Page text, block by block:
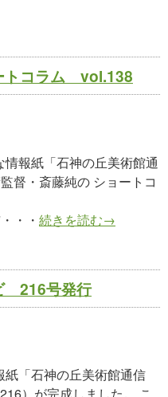
トコラム vol.138
報紙「石神の丘美術館通
督・斎藤純の ショートコ
・・ 続きを読む→
216号発行
「石神の丘美術館通信